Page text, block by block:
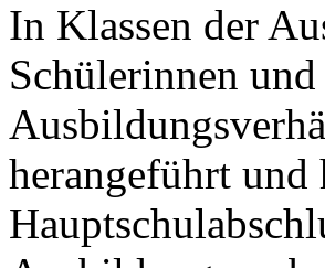
In Klassen der
Schülerinnen
herangeführt